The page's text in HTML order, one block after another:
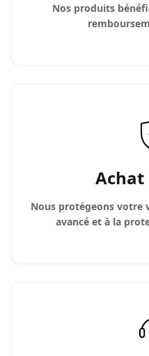
Nos produits
Achat
Nous protégeons votre
avancé et à la